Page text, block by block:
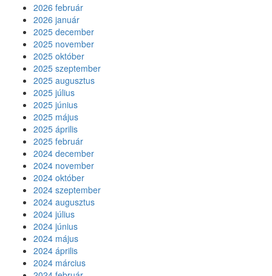
2026 február
2026 január
2025 december
2025 november
2025 október
2025 szeptember
2025 augusztus
2025 július
2025 június
2025 május
2025 április
2025 február
2024 december
2024 november
2024 október
2024 szeptember
2024 augusztus
2024 július
2024 június
2024 május
2024 április
2024 március